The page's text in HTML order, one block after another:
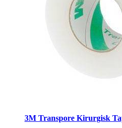
3M Transpore Kirurgisk